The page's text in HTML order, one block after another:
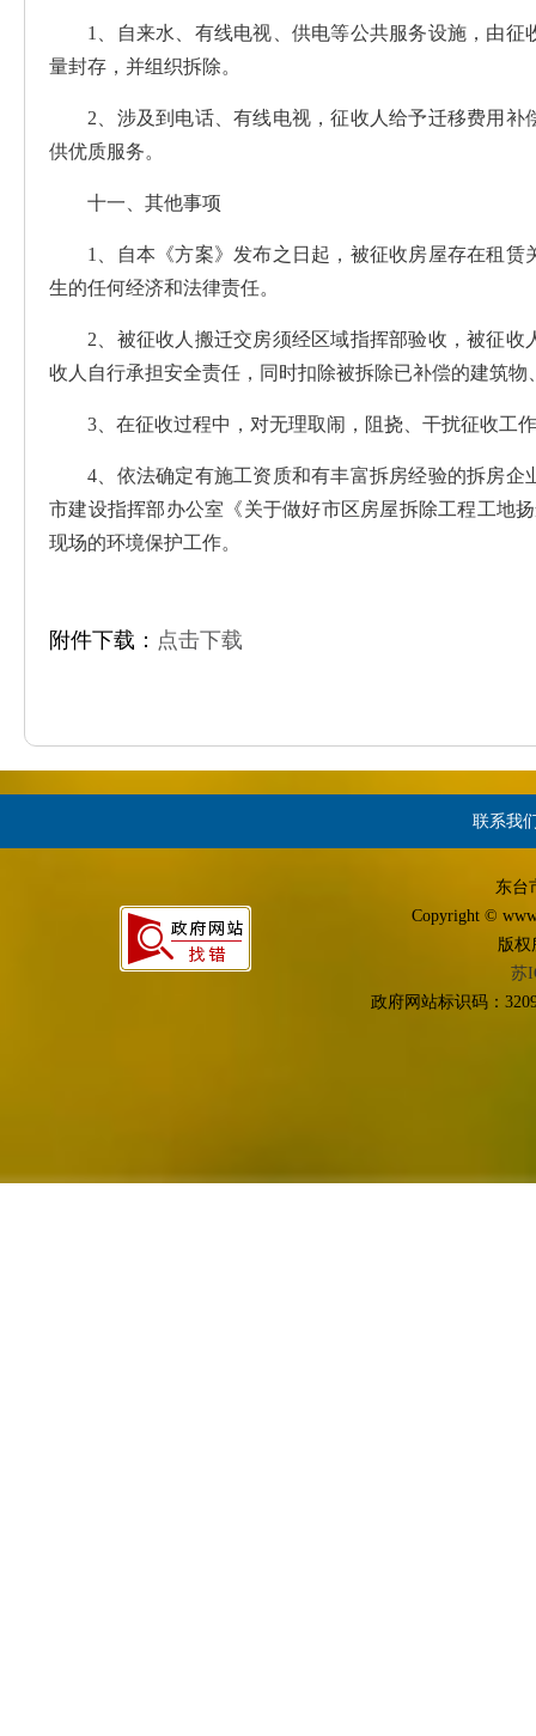
1、自来水、有线电视、供电等公共服务设施，由
量封存，并组织拆除。
2、涉及到电话、有线电视，征收人给予迁移费用
供优质服务。
十一、其他事项
1、自本《方案》发布之日起，被征收房屋存在租
生的任何经济和法律责任。
2、被征收人搬迁交房须经区域指挥部验收，被征
收人自行承担安全责任，同时扣除被拆除已补偿的建筑
3、在征收过程中，对无理取闹，阻挠、干扰征收工
4、依法确定有施工资质和有丰富拆房经验的拆房
市建设指挥部办公室《关于做好市区房屋拆除工程工地
现场的环境保护工作。
附件下载： 点击下载
联系我
东台
Copyright ©
版权
苏
政府网站标识码：